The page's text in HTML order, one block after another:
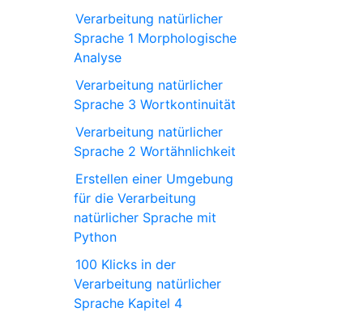
Verarbeitung natürlicher
Sprache 1 Morphologische
Analyse
Verarbeitung natürlicher
Sprache 3 Wortkontinuität
Verarbeitung natürlicher
Sprache 2 Wortähnlichkeit
Erstellen einer Umgebung
für die Verarbeitung
natürlicher Sprache mit
Python
100 Klicks in der
Verarbeitung natürlicher
Sprache Kapitel 4